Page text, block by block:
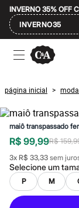
INVERNO 35% OFF
INVERNO35
Ofertas
Compre por
Masculino
Infantil
Calçados
Mindse7
Plus Size
Até 20% off
Até 40% off
Até 60% off
A partir de 60%
Feminino
Em alta
Inverno
página inicial >
maiô transpassado
R$ 99,99R$
3x R$ 33,33 sem
Selecione um
P M